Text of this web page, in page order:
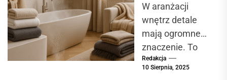
jak i w
mieszkaniach,
apartamentach...
domowe
VOSSEN i
tekstylia IBENA
jako synonim
komfortu i
jakości
W aranżacji
wnętrz detale
mają ogromne
znaczenie. To
właśnie one
nadają
Redakcja
10 Sierpnia, 2025